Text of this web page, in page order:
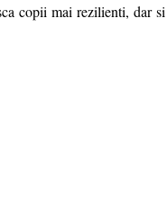
copii mai rezilienti, dar si